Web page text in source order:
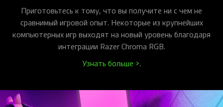
Приготовьтесь к тому, что вы получите ни с чем не
сравнимый игровой опыт. Некоторые из крупнейших
компьютерных игр выходят на новый уровень благодаря
интеграции Razer Chroma RGB.
Узнать больше >.